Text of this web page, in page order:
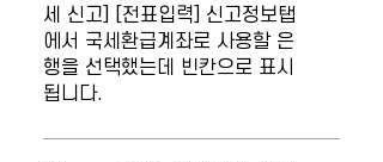
가치세 서식 마감 시 해당 서식의 전자신고
여부 값을 X로 변경할 수 있습니다. 또는,
해당 서식 메뉴에서 '일괄삭제' 버튼을 클릭
하여 첨부서식을 완전히 삭제할 수 있습니
세 신고] [전표입력] 신고정보탭
에서 국세환급계좌로 사용할 은
행을 선택했는데 빈칸으로 표시
됩니다.
[부가세신고서] 신고정보 탭에서 국세 환급